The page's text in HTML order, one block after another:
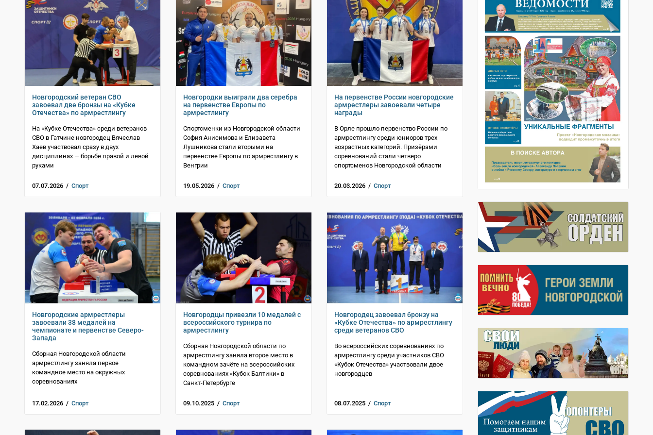
Новгородский ветеран СВО
завоевал две бронзы на «Кубке
Отечества» по армрестлингу
На «Кубке Отечества» среди ветеранов
СВО в Гатчине новгородец Вячеслав
Хаев участвовал сразу в двух
дисциплинах — борьбе правой и левой
руками
07.07.2026 / Спорт
Новгородки выиграли два серебра
на первенстве Европы по
армрестлингу
Спортсменки из Новгородской области
София Анисимова и Елизавета
Лушникова стали вторыми на
первенстве Европы по армрестлингу в
Венгрии
19.05.2026 / Спорт
На первенстве России новгородские
армрестлеры завоевали четыре
награды
В Орле прошло первенство России по
армрестлингу среди юниоров трех
возрастных категорий. Призёрами
соревнований стали четверо
спортсменов Новгородской области
20.03.2026 / Спорт
Новгородские армрестлеры
завоевали 38 медалей на
чемпионате и первенстве Северо-
Запада
Сборная Новгородской области
армрестлингу заняла первое
командное место на окружных
соревнованиях
17.02.2026 / Спорт
Новгородцы привезли 10 медалей с
всероссийского турнира по
армрестлингу
Сборная Новгородской области по
армрестлингу заняла второе место в
командном зачёте на всероссийских
соревнованиях «Кубок Балтики» в
Санкт-Петербурге
09.10.2025 / Спорт
Новгородец завоевал бронзу на
«Кубке Отечества» по армрестлингу
среди ветеранов СВО
Во всероссийских соревнованиях по
армрестлингу среди участников СВО
«Кубок Отечества» участвовали двое
новгородцев
08.07.2025 / Спорт